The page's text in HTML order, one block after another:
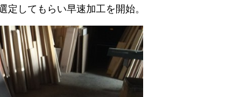
してもらい早速加工を開始。